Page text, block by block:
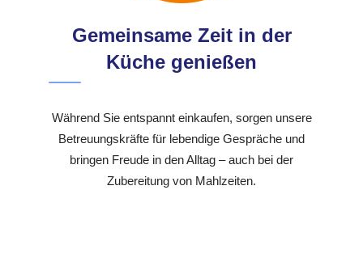
Gemeinsame Zeit in der
Küche genießen
Während Sie entspannt einkaufen, sorgen unsere
Betreuungskräfte für lebendige Gespräche und
bringen Freude in den Alltag – auch bei der
Zubereitung von Mahlzeiten.